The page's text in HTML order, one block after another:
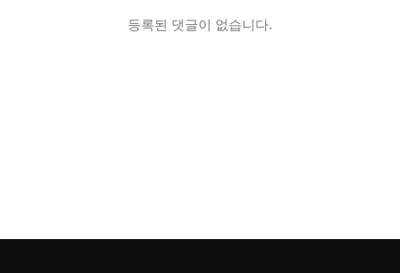
등록된 댓글이 없습니다.